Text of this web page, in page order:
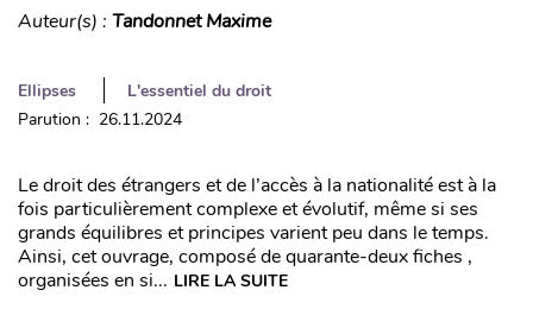
Auteur(s) : Tandonnet Maxime
Ellipses
L'essentiel du droit
Parution : 26.11.2024
Le droit des étrangers et de l’accès à la nationalité est à la
fois particulièrement complexe et évolutif, même si ses
grands équilibres et principes varient peu dans le temps.
Ainsi, cet ouvrage, composé de quarante-deux fiches ,
organisées en si... LIRE LA SUITE